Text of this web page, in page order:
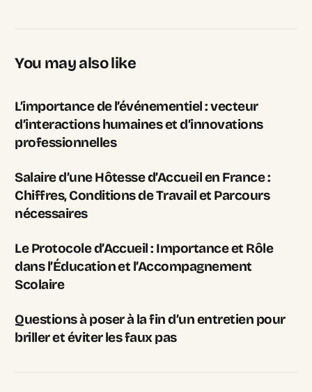
You may also like
L’importance de l’événementiel : vecteur
d’interactions humaines et d’innovations
professionnelles
Salaire d’une Hôtesse d’Accueil en France :
Chiffres, Conditions de Travail et Parcours
nécessaires
Le Protocole d’Accueil : Importance et Rôle
dans l’Éducation et l’Accompagnement
Scolaire
Questions à poser à la fin d’un entretien pour
briller et éviter les faux pas